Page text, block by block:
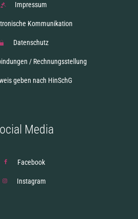
Impressum
Kommunikation
Datenschutz
/ Rechnungsstellung
geben nach HinSchG
Media
Facebook
Instagram